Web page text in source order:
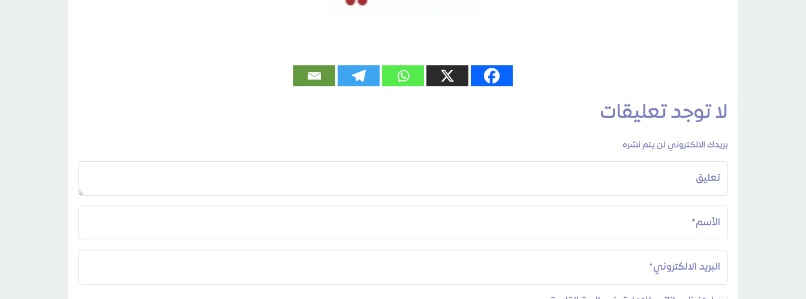
لا توجد تعليقات
بريدك الالكتروني لن يتم نشره
تعليق
الأسم*
البريد الالكتروني*